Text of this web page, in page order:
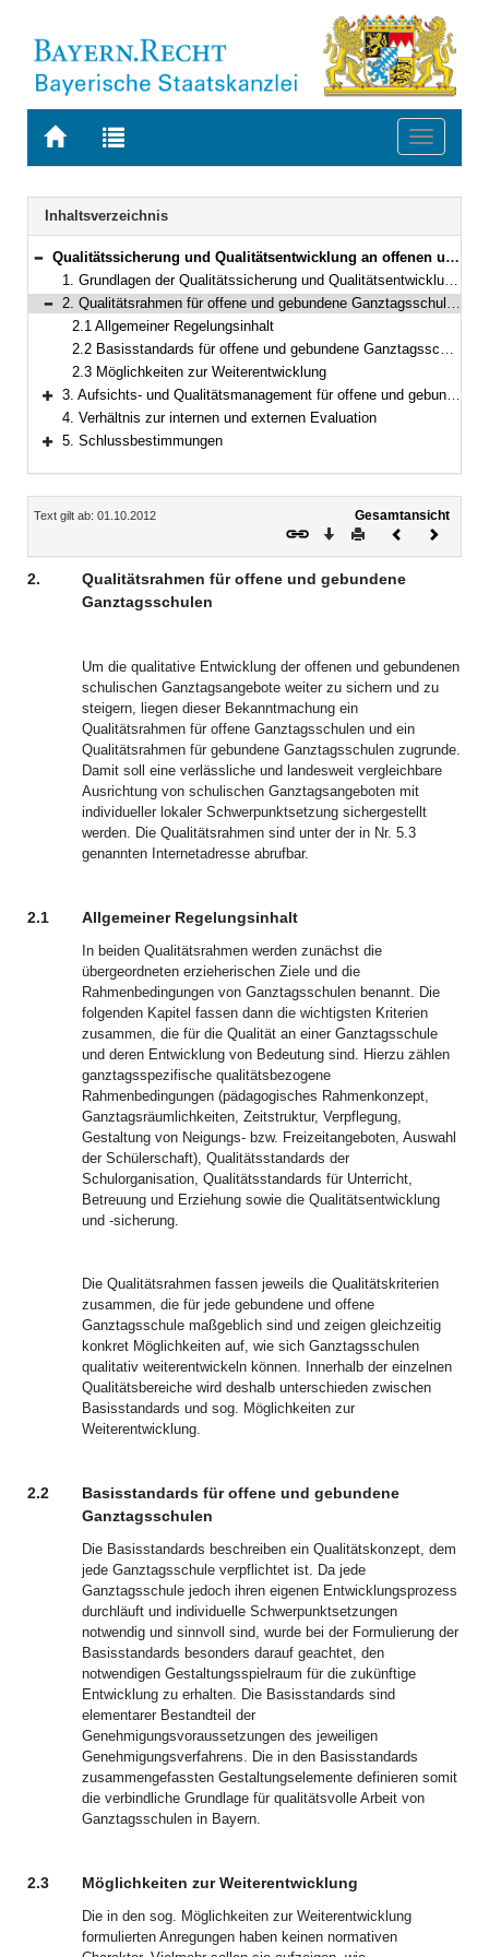
Zur
BAYERN.RECHT
Zur
letzten
Suche
Toggle
Navigation
Inhaltsverzeichnis
Bereich reduzieren
Qualitätssicherung und Qualitätsentwicklung an offenen und gebundenen Ganztagsschulen
1. Grundlagen der Qualitätssicherung und Qualitätsentwicklung an offenen und gebundenen Ganztagsschulen; Geltungsbereich
Bereich reduzieren
2. Qualitätsrahmen für offene und gebundene Ganztagsschulen
2.1 Allgemeiner Regelungsinhalt
2.2 Basisstandards für offene und gebundene Ganztagsschulen
2.3 Möglichkeiten zur Weiterentwicklung
Bereich erweitern
3. Aufsichts- und Qualitätsmanagement für offene und gebundene staatliche Ganztagsschulen
4. Verhältnis zur internen und externen Evaluation
5. Schlussbestimmungen
Inhalt
Text gilt ab: 01.10.2012
Gesamtansicht
Download
DruckenVorheriges
2.
Qualitätsrahmen für offene und gebundene
Ganztagsschulen
Um die qualitative Entwicklung der offenen und gebundenen
schulischen Ganztagsangebote weiter zu sichern und zu
steigern, liegen dieser Bekanntmachung ein
Qualitätsrahmen für offene Ganztagsschulen und ein
Qualitätsrahmen für gebundene Ganztagsschulen zugrunde.
Damit soll eine verlässliche und landesweit vergleichbare
Ausrichtung von schulischen Ganztagsangeboten mit
individueller lokaler Schwerpunktsetzung sichergestellt
werden. Die Qualitätsrahmen sind unter der in Nr. 5.3
genannten Internetadresse abrufbar.
2.1 Allgemeiner Regelungsinhalt
In beiden Qualitätsrahmen werden zunächst die
übergeordneten erzieherischen Ziele und die
Rahmenbedingungen von Ganztagsschulen benannt. Die
folgenden Kapitel fassen dann die wichtigsten Kriterien
zusammen, die für die Qualität an einer Ganztagsschule
und deren Entwicklung von Bedeutung sind. Hierzu zählen
ganztagsspezifische qualitätsbezogene
Rahmenbedingungen (pädagogisches Rahmenkonzept,
Ganztagsräumlichkeiten, Zeitstruktur, Verpflegung,
Gestaltung von Neigungs- bzw. Freizeitangeboten, Auswahl
der Schülerschaft), Qualitätsstandards der
Schulorganisation, Qualitätsstandards für Unterricht,
Betreuung und Erziehung sowie die Qualitätsentwicklung
und -sicherung.
Die Qualitätsrahmen fassen jeweils die Qualitätskriterien
zusammen, die für jede gebundene und offene
Ganztagsschule maßgeblich sind und zeigen gleichzeitig
konkret Möglichkeiten auf, wie sich Ganztagsschulen
qualitativ weiterentwickeln können. Innerhalb der einzelnen
Qualitätsbereiche wird deshalb unterschieden zwischen
Basisstandards und sog. Möglichkeiten zur
Weiterentwicklung.
2.2
Basisstandards für offene und gebundene
Ganztagsschulen
Die Basisstandards beschreiben ein Qualitätskonzept, dem
jede Ganztagsschule verpflichtet ist. Da jede
Ganztagsschule jedoch ihren eigenen Entwicklungsprozess
durchläuft und individuelle Schwerpunktsetzungen
notwendig und sinnvoll sind, wurde bei der Formulierung der
Basisstandards besonders darauf geachtet, den
notwendigen Gestaltungsspielraum für die zukünftige
Entwicklung zu erhalten. Die Basisstandards sind
elementarer Bestandteil der
Genehmigungsvoraussetzungen des jeweiligen
Genehmigungsverfahrens. Die in den Basisstandards
zusammengefassten Gestaltungselemente definieren somit
die verbindliche Grundlage für qualitätsvolle Arbeit von
Ganztagsschulen in Bayern.
2.3 Möglichkeiten zur Weiterentwicklung
Die in den sog. Möglichkeiten zur Weiterentwicklung
formulierten Anregungen haben keinen normativen